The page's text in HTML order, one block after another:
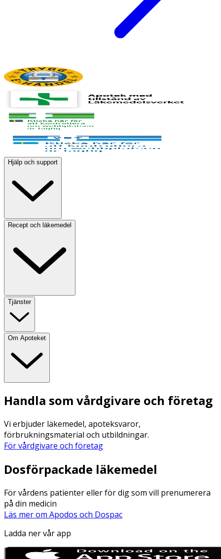
Hjälp och support
Recept och läkemedel
Tjänster
Om Apoteket
Handla som vårdgivare och företag
Vi erbjuder läkemedel, apoteksvaror,
förbrukningsmaterial och utbildningar.
För vårdgivare och företag
Dosförpackade läkemedel
För vårdens patienter eller för dig som vill prenumerera
på din medicin
Läs mer om Apodos och Dospac
Ladda ner vår app